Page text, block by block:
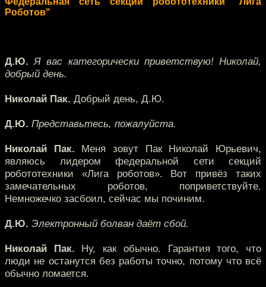
Роботов"
Д.Ю. Я вас категорически приветствую! Николай,
добрый день.
Николай Пак. Добрый день, Д.Ю.
Д.Ю. Представьтесь, пожалуйста.
Николай Пак. Меня зовут Пак Николай Юрьевич,
являюсь лидером федеральной сети секций
робототехники «Лига роботов». Вот привёз таких
замечательных роботов, поприветствуйте.
Немножечко засбоил, сейчас мы починим.
Д.Ю. Электронный болван даёт сбой.
Николай Пак. Ну, как обычно. Гарантия того, что
люди не останутся без работы точно, потому что всё
обычно ломается.